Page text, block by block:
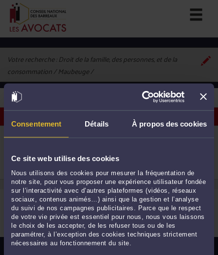
Consentement Détails À propos des cookies
Ce site web utilise des cookies
Nous utilisons des cookies pour mesurer la fréquentation de
notre site, pour vous proposer une expérience utilisateur fondée
sur l’interactivité avec d’autres plateformes (vidéos, réseaux
sociaux, contenus animés…) ainsi que la gestion et l’analyse
du suivi de nos campagnes publicitaires. Parce que le respect
de votre vie privée est essentiel pour nous, nous vous laissons
le choix de les accepter, de les refuser tous ou de les
paramétrer, à l’exception des cookies techniques strictement
nécessaires au fonctionnement du site.
Votre recherche :Droit de la famille, des personnes, et de la
consommation / Maubeuge
avocat correspondant à vos critères
1
ME AUXANNE LAMBELIN
Droit de la famille, des personnes et de leur
patrimoine
Droit pénal